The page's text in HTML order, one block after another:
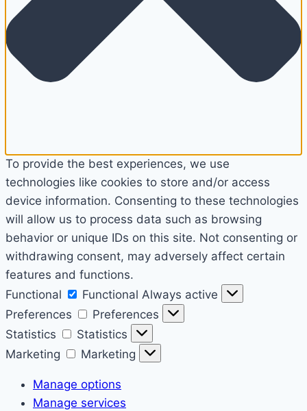
To provide the best experiences, we use
technologies like cookies to store and/or access
device information. Consenting to these technologies
will allow us to process data such as browsing
behavior or unique IDs on this site. Not consenting or
withdrawing consent, may adversely affect certain
features and functions.
Functional
Functional Always active
Preferences
Preferences
Statistics
Statistics
Marketing
Marketing
Manage options
Manage services